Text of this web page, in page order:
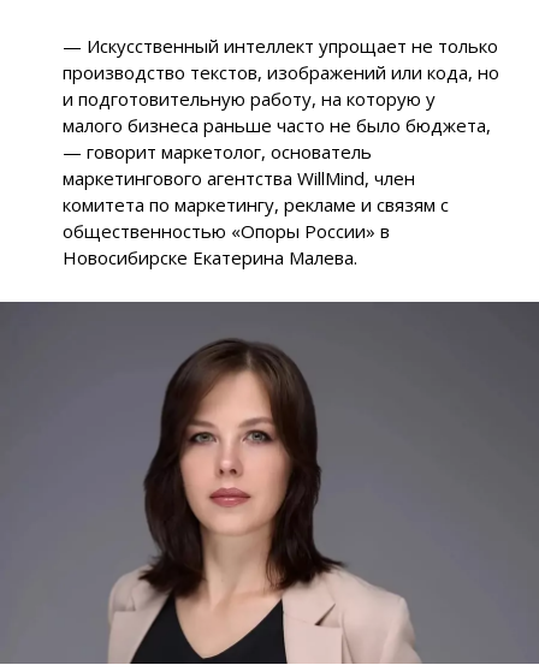
— Искусственный интеллект упрощает не только
производство текстов, изображений или кода, но
и подготовительную работу, на которую у
малого бизнеса раньше часто не было бюджета,
— говорит маркетолог, основатель
маркетингового агентства WillMind, член
комитета по маркетингу, рекламе и связям с
общественностью «Опоры России» в
Новосибирске Екатерина Малева.